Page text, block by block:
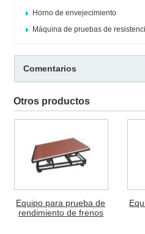
Horno de envejecimiento
Máquina de pruebas de
Comentarios
Otros productos
Equipo para prueba de
rendimiento de frenos